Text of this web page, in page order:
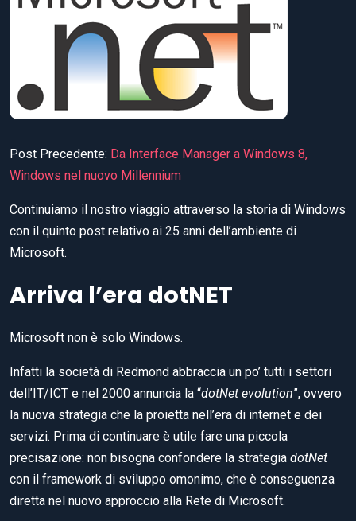
Post Precedente: Da Interface Manager a Windows 8,
Windows nel nuovo Millennium
Continuiamo il nostro viaggio attraverso la storia di Windows
con il quinto post relativo ai 25 anni dell’ambiente di
Microsoft.
Arriva l’era dotNET
Microsoft non è solo Windows.
Infatti la società di Redmond abbraccia un po’ tutti i settori
dell’IT/ICT e nel 2000 annuncia la “dotNet evolution”, ovvero
la nuova strategia che la proietta nell’era di internet e dei
servizi. Prima di continuare è utile fare una piccola
precisazione: non bisogna confondere la strategia dotNet
con il framework di sviluppo omonimo, che è conseguenza
diretta nel nuovo approccio alla Rete di Microsoft.